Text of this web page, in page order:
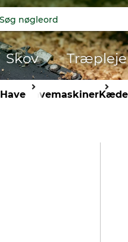
Skov Træpleje
HaveHavemaskiner